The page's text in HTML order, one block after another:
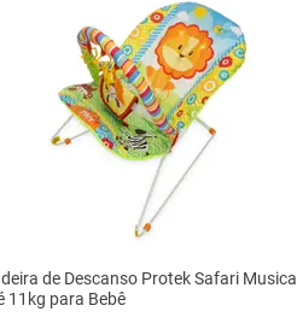
de Descanso Protek Safari Musical
11kg para Bebê